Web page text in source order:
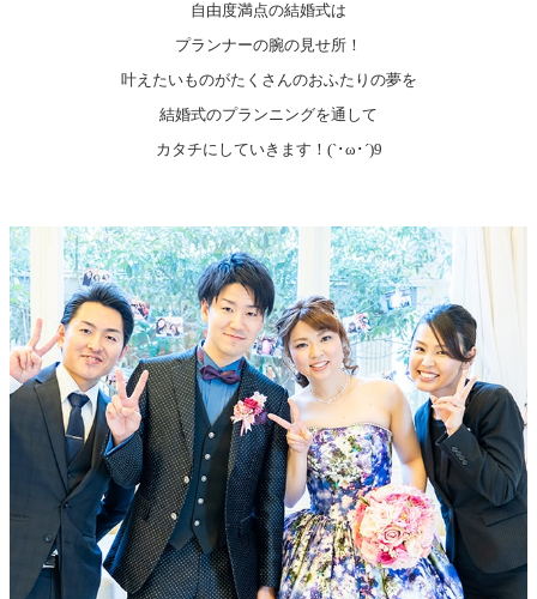
自由度満点の結婚式は
プランナーの腕の見せ所！
叶えたいものがたくさんのおふたりの夢を
結婚式のプランニングを通して
カタチにしていきます！(`･ω･´)9